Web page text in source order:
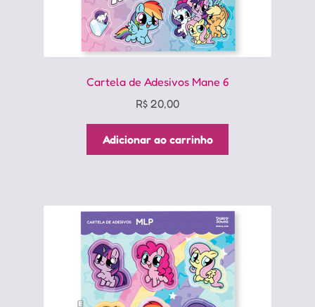
Cartela de Adesivos Mane 6
R$ 20,00
Adicionar ao carrinho